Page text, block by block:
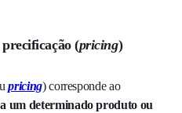
(pricing)
pricing) corresponde ao
um determinado produto ou